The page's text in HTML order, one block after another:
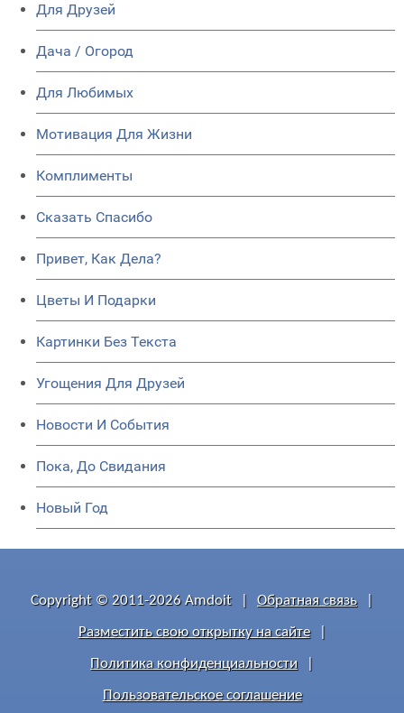
Для Друзей
Дача / Огород
Для Любимых
Мотивация Для Жизни
Комплименты
Сказать Спасибо
Привет, Как Дела?
Цветы И Подарки
Картинки Без Текста
Угощения Для Друзей
Новости И События
Пока, До Свидания
Новый Год
Copyright © 2011-2026 Amdoit Обратная связь
Разместить свою открытку на сайте
Политика конфиденциальности
Пользовательское соглашение